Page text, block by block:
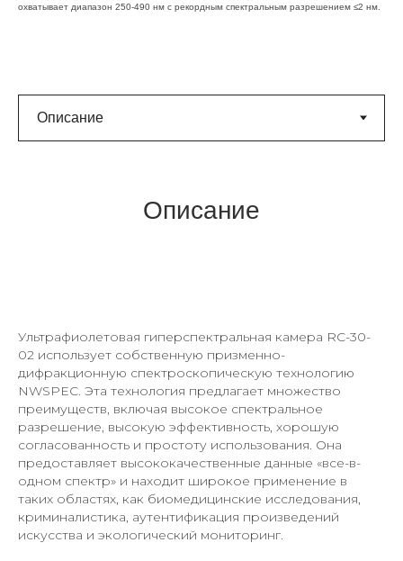
охватывает диапазон 250‑490 нм с рекордным спектральным разрешением ≤2 нм.
Описание
Ультрафиолетовая гиперспектральная камера RC-30-
02 использует собственную призменно-
дифракционную спектроскопическую технологию
NWSPEC. Эта технология предлагает множество
преимуществ, включая высокое спектральное
разрешение, высокую эффективность, хорошую
согласованность и простоту использования. Она
предоставляет высококачественные данные «все-в-
одном спектр» и находит широкое применение в
таких областях, как биомедицинские исследования,
криминалистика, аутентификация произведений
искусства и экологический мониторинг.